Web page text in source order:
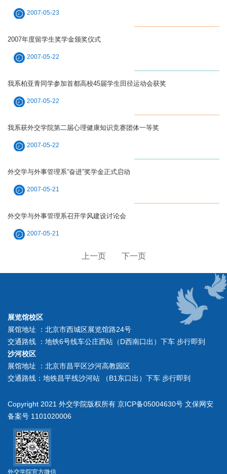
2007-05-23
2007年度留学生奖学金颁奖仪式
2007-05-22
我系柏亚青同学参加首都高校45届学生田径运动会获奖
2007-05-22
我系获外交学院第二届心理健康知识竞赛团体一等奖
2007-05-22
外交学与外事管理系“奋进”奖学金正式启动
2007-05-21
外交学与外事管理系召开学风建设讨论会
2007-05-21
上一页 下一页
展览馆校区
展馆地址 ：北京市西城区展览馆路24号
交通路线 ：地铁6号线车公庄西站（D西南口出）下车 步行即到
沙河校区
展馆地址 ：北京市昌平区沙河高教园区
交通路线：地铁昌平线沙河站 （B1东口出）下车 步行即到
Copyright 2021 外交学院版权所有 京ICP备05004630号 文保网安
备案号 1101020006
外交学院官方微信